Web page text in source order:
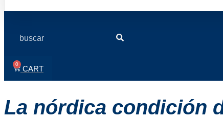
0
CART
La nórdica condición